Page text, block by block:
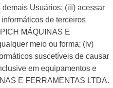
Usuários; (iii) acessar
de terceiros
MÁQUINAS E
meio ou forma; (iv)
suscetíveis de causar
em equipamentos e
E FERRAMENTAS LTDA.